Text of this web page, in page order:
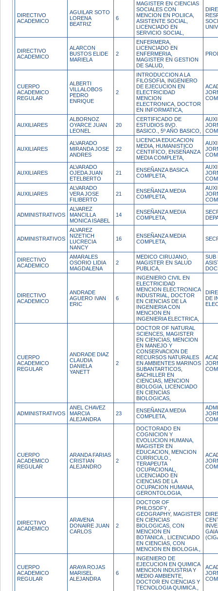
DIRECTIVO
ACADEMICO
AGUILAR SOTO
LORENA
BEATRIZ
6
MAGISTER EN CIENCIAS
SOCIALES CON
MENCION EN POLIICA,
ASISTENTE SOCIAL,
LICENCIADO EN
SERVICIO SOCIAL,
DIRECTIVO
ACADEMICO
ALARCON
BUSTOS ELIDE
MARIELA
2
ENFERMERA,
LICENCIADO EN
ENFERMERIA,
MAGISTER EN GESTION
DE SALUD,
CUERPO
ACADEMICO
REGULAR
ALBERTI
VILLALOBOS
PEDRO
ENRIQUE
2
INTRODUCCION A LA
FILOSOFIA, INGENIERO
DE EJECUCION EN
ELECTRICIDAD
MENCION
ELECTRONICA, DOCTOR
EN INFORMATICA,
AUXILIARES
ALBORNOZ
OYARCE JUAN
LEONEL
20
CERTIFICADO DE
ESTUDIOS 8VO.
BASICO., 5º AÑO BASICO,
AUXILIARES
ALVARADO
MIRANDA JOSE
ANDRES
22
LICENCIA EDUCACION
MEDIA, HUMANISTICO
CENTIFICO, ENSEÑANZA
MEDIA COMPLETA,
AUXILIARES
ALVARADO
OJEDA JUAN
ETELBERTO
21
ENSEÑANZA BASICA
COMPLETA,
AUXILIARES
ALVARADO
VERA JOSE
FILIBERTO
21
ENSEÑANZA MEDIA
COMPLETA,
ADMINISTRATIVOS
ALVAREZ
MANCILLA
MONICA ISABEL
14
ENSEÑANZA MEDIA
COMPLETA,
ADMINISTRATIVOS
ALVAREZ
NIZETICH
LUCRECIA
NANCY
16
ENSEÑANZA MEDIA
COMPLETA,
DIRECTIVO
ACADEMICO
AMARALES
OSORIO LIDIA
MAGDALENA
2
MEDICO CIRUJANO,
MAGISTER EN SALUD
PUBLICA,
SUB
DIRECTIVO
ACADEMICO
ANDRADE
AGUERO IVAN
ERIC
6
INGENIERO CIVIL EN
ELECTRICIDAD
MENCION ELECTRONICA
INDUSTRIAL, DOCTOR
EN CIENCIAS DE LA
INGENIERIA CON
MENCION EN
INGENIERIA ELECTRICA,
DE
CUERPO
ACADEMICO
REGULAR
ANDRADE DIAZ
CLAUDIA
DANIELA
YANETT
2
DOCTOR OF NATURAL
SCIENCES, MAGISTER
EN CIENCIAS, MENCION
EN MANEJO Y
CONSERVACION DE
RECURSOS NATURALES
EN AMBIENTES MARINOS
SUBANTARTICOS,
BACHILLER EN
CIENCIAS, MENCION
BIOLOGIA, LICENCIADO
EN CIENCIAS
BIOLOGICAS,
ADMINISTRATIVOS
ANEL CHAVEZ
MARCIA
ALEJANDRA
23
ENSEÑANZA MEDIA
COMPLETA,
CUERPO
ACADEMICO
REGULAR
ARANDA FARIAS
CRISTIAN
ALEJANDRO
2
DOCTORADO EN
COGNICION Y
EVOLUCION HUMANA,
MAGISTER EN
EDUCACION, MENCION
CURRICULO.,
TERAPEUTA
OCUPACIONAL,
LICENCIADO EN
CIENCIAS DE LA
OCUPACION HUMANA,
GERONTOLOGIA,
DIRECTIVO
ACADEMICO
ARAVENA
DONAIRE JUAN
CARLOS
2
DOCTOR OF
PHILOSOFY ,
GEOGRAPHY, MAGISTER
EN CIENCIAS
BIOLOGICAS, CON
MENCION EN
BOTANICA., LICENCIADO
EN CIENCIAS, CON
MENCION EN BIOLOGIA.,
CUERPO
ACADEMICO
REGULAR
ARAYA ROJAS
MARISEL
ALEJANDRA
6
INGENIERO DE
EJECUCION EN QUIMICA
MENCION INDUSTRIA Y
MEDIO AMBIENTE,
DOCTOR EN CIENCIAS Y
TECNOLOGIA QUIMICA.,